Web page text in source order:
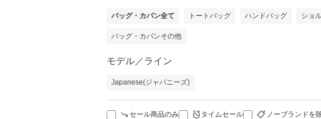
バッグ・カバン全て トートバッグ ハンドバッグ ショ
バッグ・カバンその他
モデル／ライン
Japanese(ジャパニーズ)
セール商品のみ タイムセール ノーブランドを